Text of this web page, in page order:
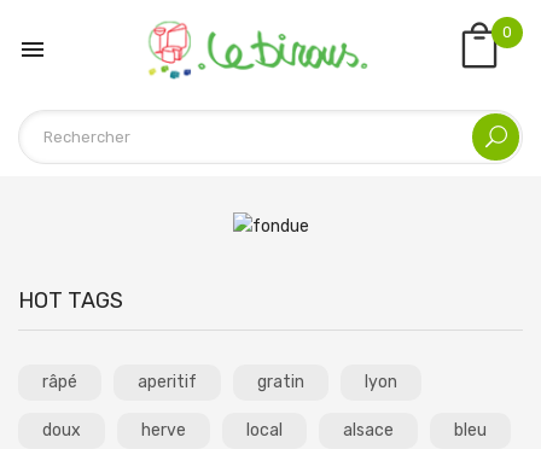

0
HOT TAGS
râpé aperitif gratin lyon
doux herve local alsace bleu